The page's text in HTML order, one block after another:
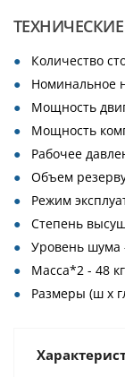
Количество
Номинальное
Мощность
Мощность
Рабочее
Объем
Режим
Степень
Уровень шума
Масса*2 - 48 кг
Размеры (ш х